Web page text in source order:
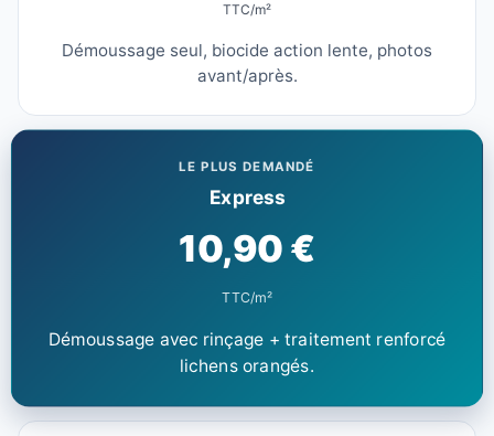
TTC/m²
Démoussage seul, biocide action lente, photos
avant/après.
LE PLUS DEMANDÉ
Express
10,90 €
TTC/m²
Démoussage avec rinçage + traitement renforcé
lichens orangés.